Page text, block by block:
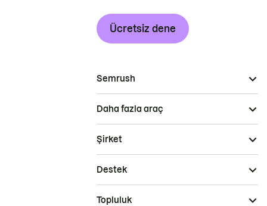
Ücretsiz dene
Semrush
Daha fazla araç
Şirket
Destek
Topluluk